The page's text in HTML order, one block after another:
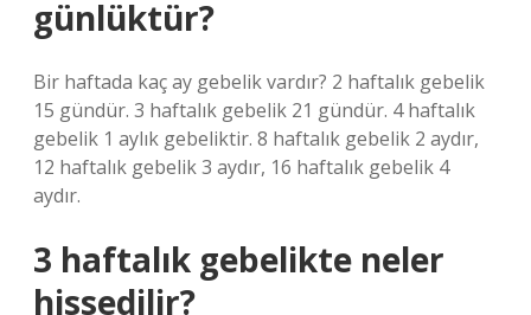
günlüktür?
Bir haftada kaç ay gebelik vardır? 2 haftalık gebelik
15 gündür. 3 haftalık gebelik 21 gündür. 4 haftalık
gebelik 1 aylık gebeliktir. 8 haftalık gebelik 2 aydır,
12 haftalık gebelik 3 aydır, 16 haftalık gebelik 4
aydır.
3 haftalık gebelikte neler
hissedilir?